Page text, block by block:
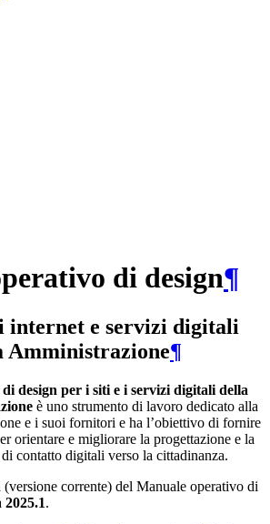
di design¶
internet e servizi digitali
Amministrazione¶
design per i siti e i servizi digitali della
è uno strumento di lavoro dedicato alla
e i suoi fornitori e ha l’obiettivo di fornire
orientare e migliorare la progettazione e la
contatto digitali verso la cittadinanza.
corrente) del Manuale operativo di
2025.1.